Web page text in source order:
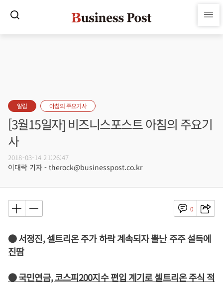
알림 아침의 주요기사
[3월15일자] 비즈니스포스트 아침의 주요기
사
2018-03-14 21:26:47
이대락 기자 - therock@businesspost.co.kr
0
● 서정진, 셀트리온 주가 하락 계속되자 뿔난 주주 설득에
진땀
● 국민연금, 코스피200지수 편입 계기로 셀트리온 주식 적